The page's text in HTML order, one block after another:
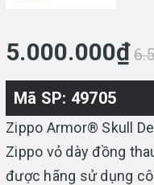
5.000.000₫
Mã SP: 49705
Zippo Armor® Skull
Zippo vỏ dày đồng
được hãng sử dụng